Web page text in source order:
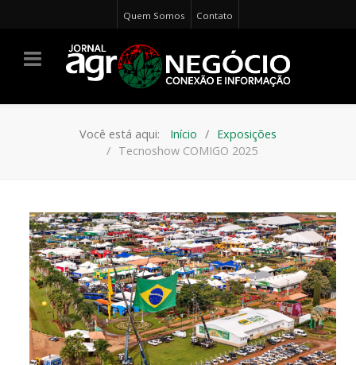
Quem Somos Contato
Você está aqui: Início
Exposições
Tecnoshow COMIGO 2025